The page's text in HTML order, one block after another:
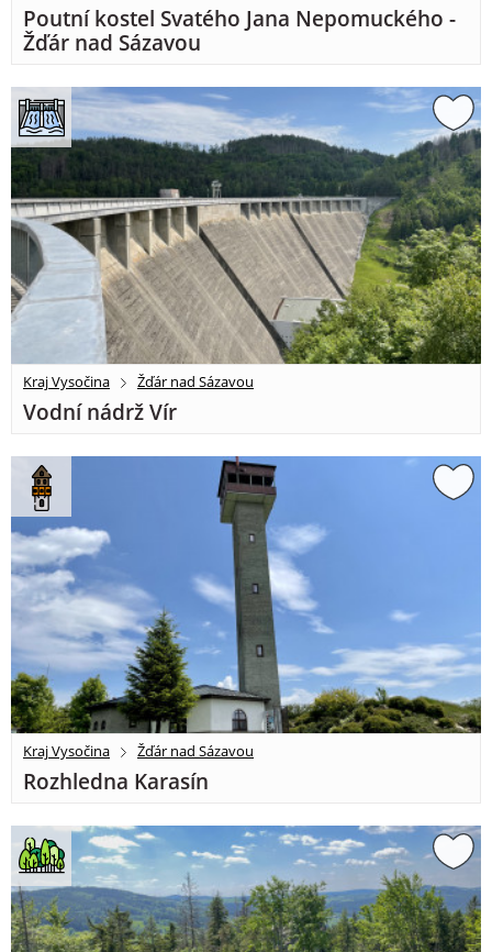
Poutní kostel Svatého Jana Nepomuckého -
Žďár nad Sázavou
Kraj Vysočina Žďár nad Sázavou
Vodní nádrž Vír
Kraj Vysočina Žďár nad Sázavou
Rozhledna Karasín